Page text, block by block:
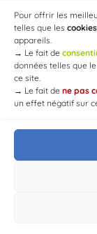
Pour offrir les
telles que les cookies
appareils.
→ Le fait de
données telles que
ce site.
→ Le fait de ne pas
un effet négatif sur
© Mairie de